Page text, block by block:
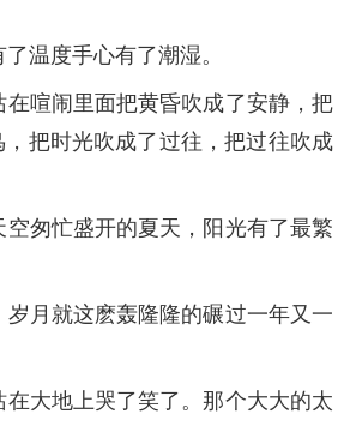
温度手心有了潮湿。
在喧闹里面把黄昏吹成了安静，把
，把时光吹成了过往，把过往吹成
空匆忙盛开的夏天，阳光有了最繁
岁月就这麽轰隆隆的碾过一年又一
在大地上哭了笑了。那个大大的太